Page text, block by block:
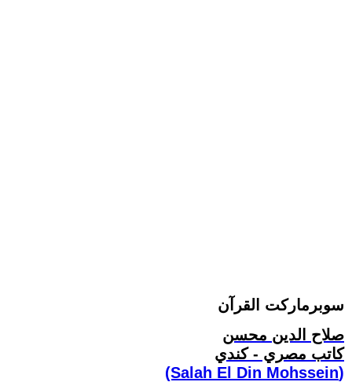
سوبرماركت القرآن
صلاح الدين محسن
كاتب مصري - كندي
(Salah El Din Mohssein‏)